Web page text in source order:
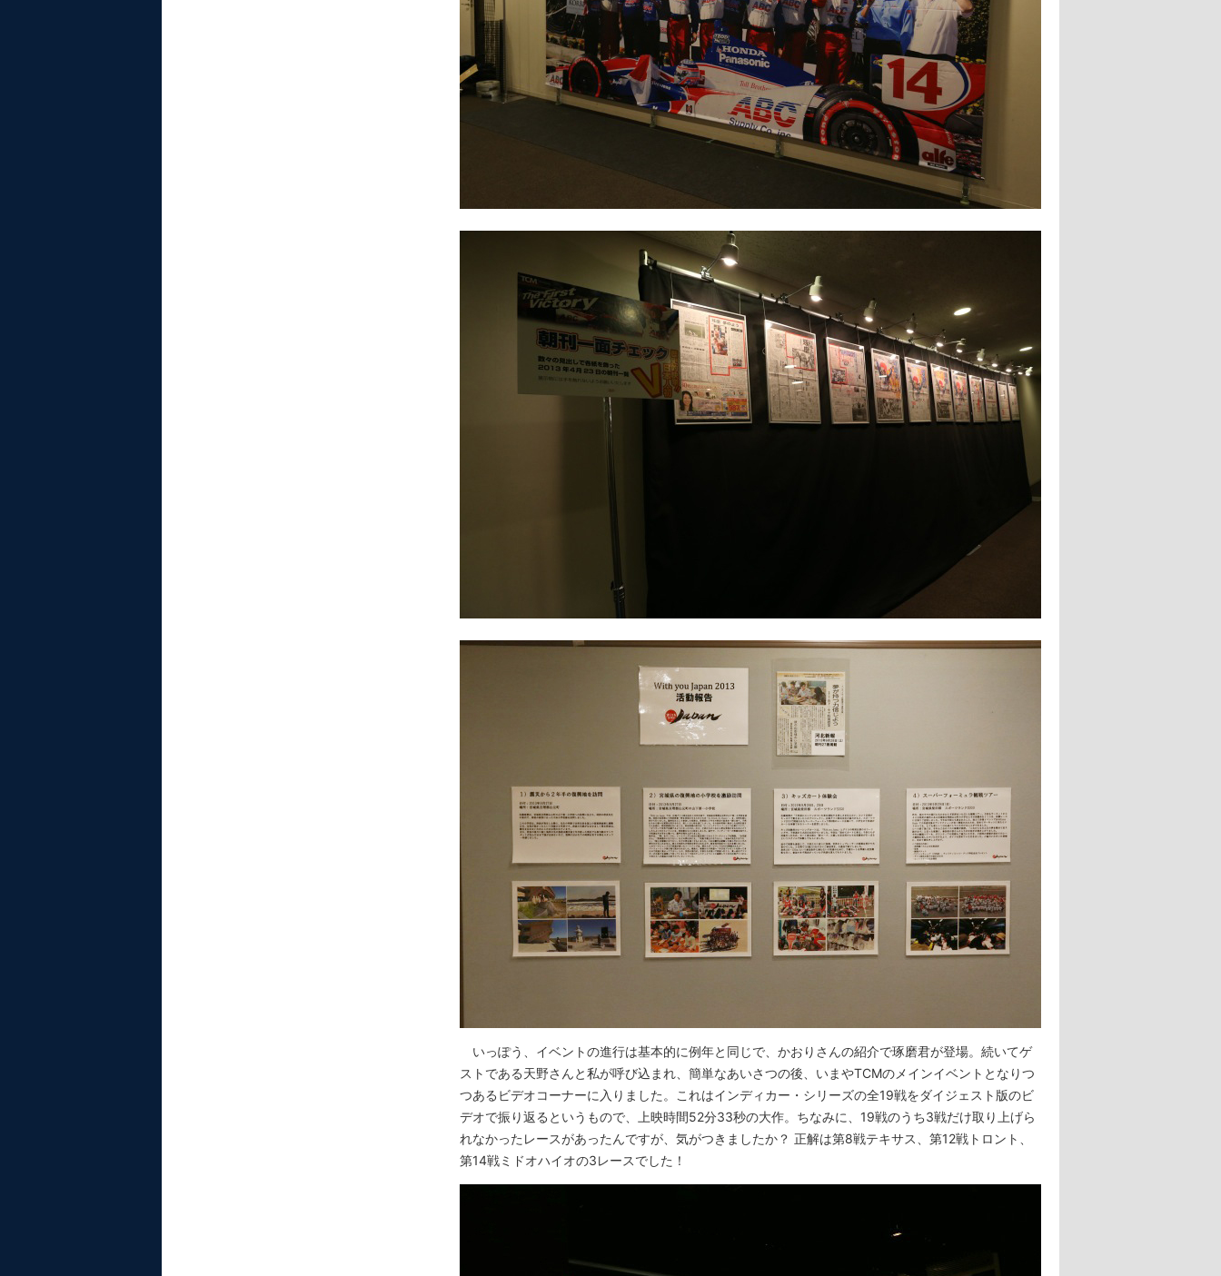
いっぽう、イベントの進行は基本的に例年と同じで、かおりさんの紹介で琢磨君が登場。続いてゲ
ストである天野さんと私が呼び込まれ、簡単なあいさつの後、いまやTCMのメインイベントとなりつ
つあるビデオコーナーに入りました。これはインディカー・シリーズの全19戦をダイジェスト版のビ
デオで振り返るというもので、上映時間52分33秒の大作。ちなみに、19戦のうち3戦だけ取り上げら
れなかったレースがあったんですが、気がつきましたか？ 正解は第8戦テキサス、第12戦トロント、
第14戦ミドオハイオの3レースでした！